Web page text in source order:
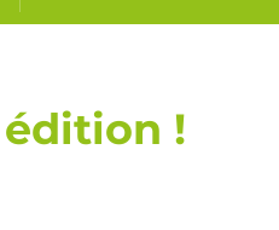
édition !